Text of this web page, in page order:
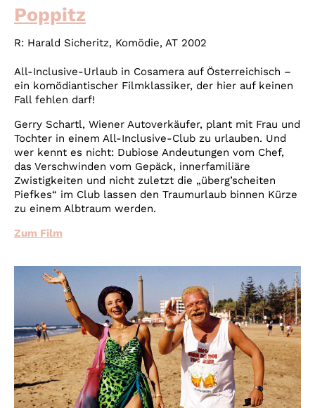
Poppitz
R: Harald Sicheritz, Komödie, AT 2002
All-Inclusive-Urlaub in Cosamera auf Österreichisch –
ein komödiantischer Filmklassiker, der hier auf keinen
Fall fehlen darf!
Gerry Schartl, Wiener Autoverkäufer, plant mit Frau und
Tochter in einem All-Inclusive-Club zu urlauben. Und
wer kennt es nicht: Dubiose Andeutungen vom Chef,
das Verschwinden vom Gepäck, innerfamiliäre
Zwistigkeiten und nicht zuletzt die „überg’scheiten
Piefkes“ im Club lassen den Traumurlaub binnen Kürze
zu einem Albtraum werden.
Zum Film